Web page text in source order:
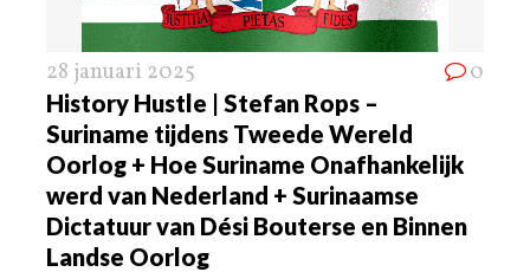
28 januari 2025 0
History Hustle | Stefan Rops –
Suriname tijdens Tweede Wereld
Oorlog + Hoe Suriname Onafhankelijk
werd van Nederland + Surinaamse
Dictatuur van Dési Bouterse en Binnen
Landse Oorlog